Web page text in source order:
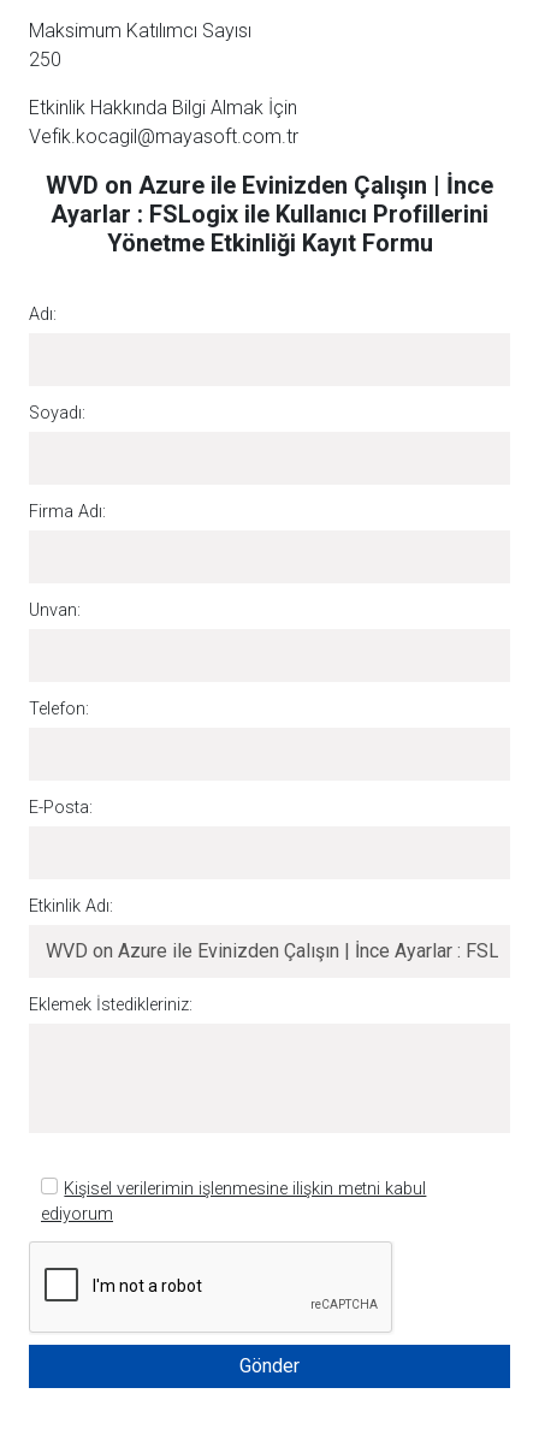
Maksimum Katılımcı Sayısı
250
Etkinlik Hakkında Bilgi Almak İçin
Vefik.kocagil@mayasoft.com.tr
WVD on Azure ile Evinizden Çalışın | İnce
Ayarlar : FSLogix ile Kullanıcı Profillerini
Yönetme Etkinliği Kayıt Formu
Adı:
Soyadı:
Firma Adı:
Unvan:
Telefon:
E-Posta:
Etkinlik Adı:
Eklemek İstedikleriniz:
Kişisel verilerimin işlenmesine ilişkin metni kabul
ediyorum
Gönder